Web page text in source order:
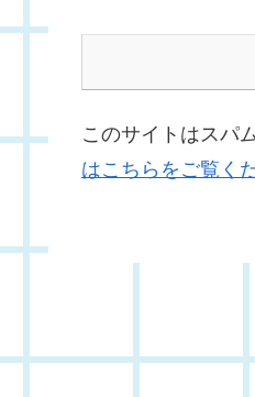
このサイトはスパ
はこちらをご覧く